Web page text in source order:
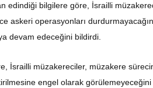
edindiği bilgilere göre, İsrailli
askeri operasyonları
devam edeceğini bildirdi.
İsrailli müzakereciler, müzakere
engel olarak